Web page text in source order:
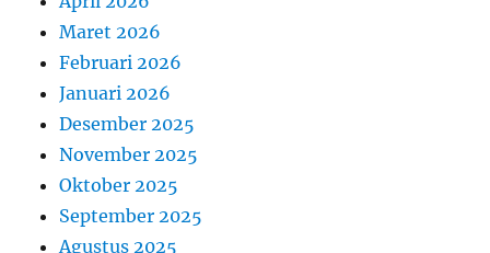
Maret 2026
Februari 2026
Januari 2026
Desember 2025
November 2025
Oktober 2025
September 2025
Agustus 2025